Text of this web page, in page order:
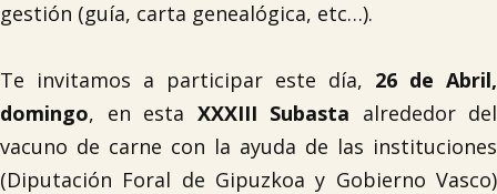
gestión (guía, carta genealógica, etc…).
Te invitamos a participar este día, 26 de Abril,
domingo, en esta XXXIII Subasta alrededor del
vacuno de carne con la ayuda de las instituciones
(Diputación Foral de Gipuzkoa y Gobierno Vasco)